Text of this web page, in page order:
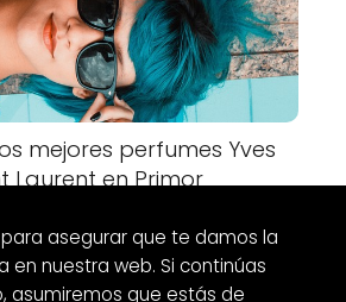
mejores perfumes Yves
Laurent en Primor
asegurar que te damos la
en nuestra web. Si continúas
asumiremos que estás de